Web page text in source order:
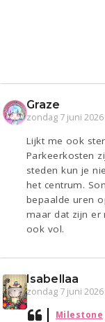
Graze
zondag 7 juni
Lijkt me ook
Parkeerkosten
steden kun je
het centrum.
bepaalde uren
maar dat zijn er
ook vol.
Isabellaa
zondag 7 juni
Milestone